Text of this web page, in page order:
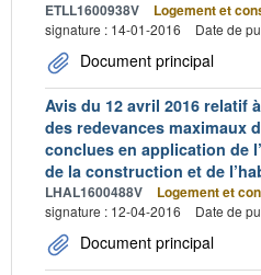
ETLL1600938V Logement et
signature : 14-01-2016
Date de
Document principal
Avis du 12 avril 2016 relatif
des redevances maximaux
conclues en application de
de la construction et de
LHAL1600488V Logement et
signature : 12-04-2016
Date de
Document principal